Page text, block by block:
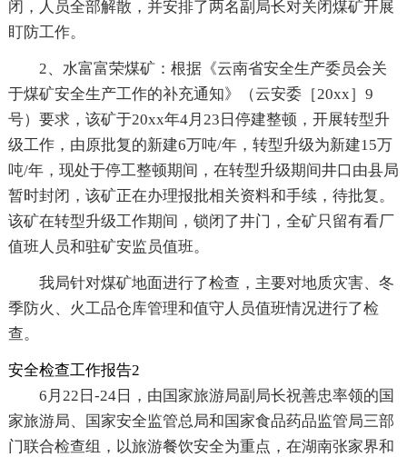
闭，人员全部解散，并安排了两名副局长对关闭煤矿开展
盯防工作。
2、水富富荣煤矿：根据《云南省安全生产委员会关
于煤矿安全生产工作的补充通知》（云安委［20xx］9
号）要求，该矿于20xx年4月23日停建整顿，开展转型升
级工作，由原批复的新建6万吨/年，转型升级为新建15万
吨/年，现处于停工整顿期间，在转型升级期间井口由县局
暂时封闭，该矿正在办理报批相关资料和手续，待批复。
该矿在转型升级工作期间，锁闭了井门，全矿只留有看厂
值班人员和驻矿安监员值班。
我局针对煤矿地面进行了检查，主要对地质灾害、冬
季防火、火工品仓库管理和值守人员值班情况进行了检
查。
安全检查工作报告2
6月22日-24日，由国家旅游局副局长祝善忠率领的国
家旅游局、国家安全监管总局和国家食品药品监管局三部
门联合检查组，以旅游餐饮安全为重点，在湖南张家界和